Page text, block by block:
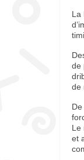
La
de
de
Le
et